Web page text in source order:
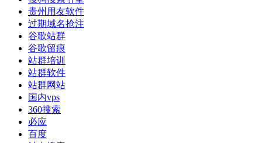
贵州用友软件
过期域名抢注
谷歌站群
谷歌留痕
站群培训
站群软件
站群网站
国内vps
360搜索
必应
百度